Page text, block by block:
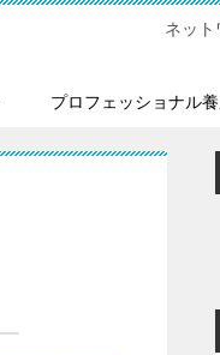
ネット
プロフェッショナル